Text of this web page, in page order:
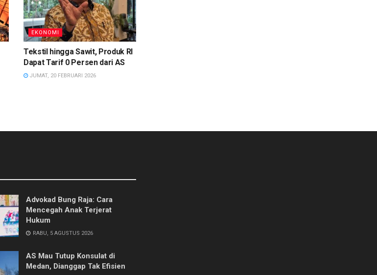
EKONOMI
Tekstil hingga Sawit, Produk RI
Dapat Tarif 0 Persen dari AS
JUMAT, 20 FEBRUARI 2026
Advokad Bung Raja: Cara
Mencegah Anak Terjerat
Hukum
RABU, 5 AGUSTUS 2026
AS Mau Tutup Konsulat di
Medan, Dianggap Tak Efisien